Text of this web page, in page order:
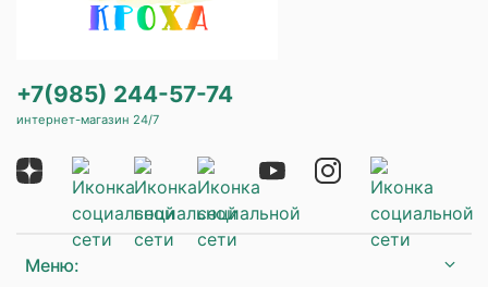
Меню:
+7(985) 244-57-74
интернет-магазин 24/7